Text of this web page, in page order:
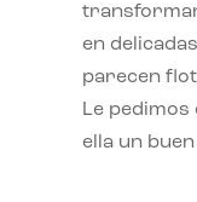
en
parecen
Le
ella un